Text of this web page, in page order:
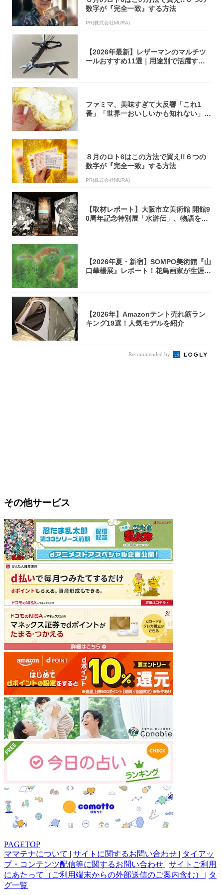
数字が『完全一致』する方法
PR(株式会社MURA)
【2026年最新】レザーマンのマルチツ
ールおすすめ11選｜用途別で活躍する
ファミマ、美味すぎて大反響「これ1
番」「世界一おいしいかも知れない」
８月のロト6はこの方法で買え!!６つの
数字が『完全一致』する方法
PR(株式会社MURA)
【取材レポート】大阪市立美術館 開館9
0周年記念特別展「水滸伝」、物語を知
【2026年夏・新宿】SOMPO美術館『山
口華楊展』レポート！花鳥画家が生涯描
【2026年】Amazonテント売れ筋ラン
キング19選！人気モデルを紹介
Recommended by
その他サービス
PAGETOP
ママテナについて | サイトに関するお問い合わせ | タイアッ
プ・コンテンツ配信等に関するお問い合わせ | サイトご利用
にあたって（ご利用端末からの外部送信のご案内含む） | タ
グ一覧